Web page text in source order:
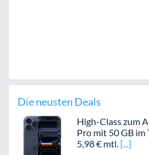
Die neusten Deals
High-Class zum
Pro mit 50 GB im
5,98 € mtl.